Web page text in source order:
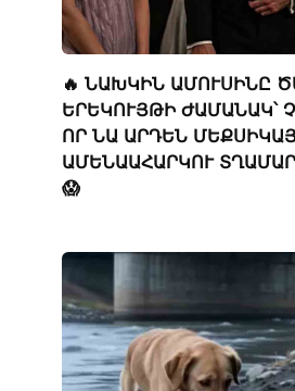
🔥 ՆԱԽԿԻՆ ԱՄՈՒՍԻՆԸ
ԵՐԵԿՈՒՅԹԻ ԺԱՄԱՆԱԿ՝
ՈՐ ՆԱ ԱՐԴԵՆ
ԱՄԵՆԱԱՀԱՐԿՈՒ
😱